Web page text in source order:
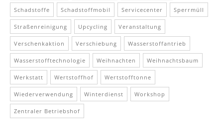
Schadstoffe Schadstoffmobil Servicecenter Sperrmüll
Straßenreinigung Upcycling Veranstaltung
Verschenkaktion Verschiebung Wasserstoffantrieb
Wasserstofftechnologie Weihnachten Weihnachtsbaum
Werkstatt Wertstoffhof Wertstofftonne
Wiederverwendung Winterdienst Workshop
Zentraler Betriebshof